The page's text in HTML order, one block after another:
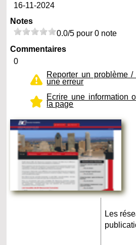
16-11-2024
Notes
0.0/5 pour 0 note
Commentaires
0
Reporter un problème
une erreur
Ecrire une information
la page
Les